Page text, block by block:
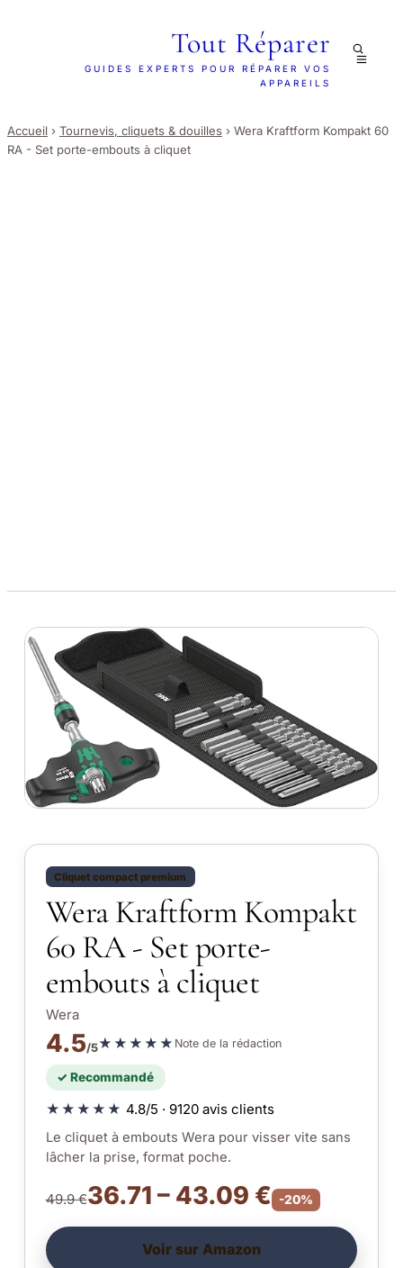
Tout Réparer
GUIDES EXPERTS POUR RÉPARER VOS
APPAREILS
Accueil › Tournevis, cliquets & douilles › Wera Kraftform Kompakt 60
RA - Set porte-embouts à cliquet
Cliquet compact premium
Wera Kraftform Kompakt
60 RA - Set porte-
embouts à cliquet
Wera
4.5/5★★★★★ Note de la rédaction
✓ Recommandé
★★★★★ 4.8/5 · 9120 avis clients
Le cliquet à embouts Wera pour visser vite sans
lâcher la prise, format poche.
49.9 €36.71 – 43.09 € -20%
Voir sur Amazon